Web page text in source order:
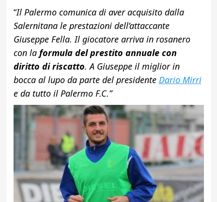
“Il Palermo comunica di aver acquisito dalla
Salernitana le prestazioni dell’attaccante
Giuseppe Fella. Il giocatore arriva in rosanero
con la formula del prestito annuale con
diritto di riscatto. A Giuseppe il miglior in
bocca al lupo da parte del presidente Dario Mirri
e da tutto il Palermo F.C.”